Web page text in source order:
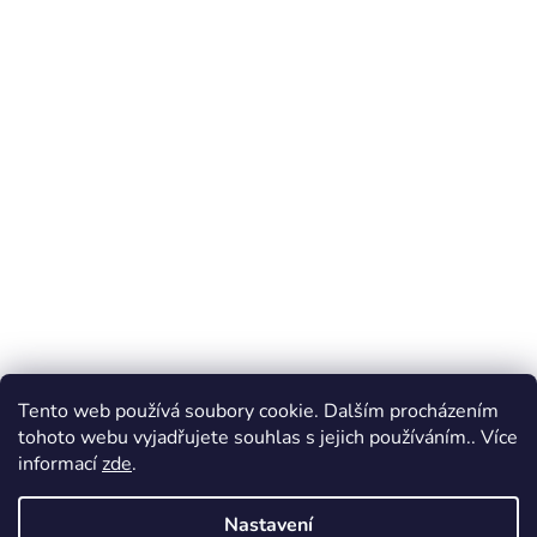
Tento web používá soubory cookie. Dalším procházením
tohoto webu vyjadřujete souhlas s jejich používáním.. Více
informacízde.
Nastavení